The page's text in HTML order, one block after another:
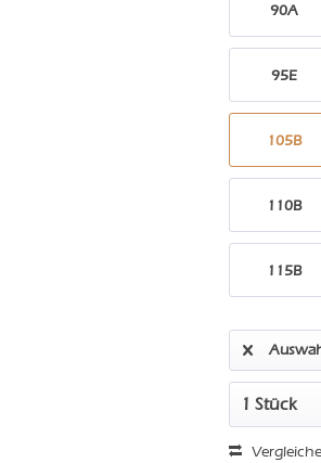
90A
95E
105B
110B
115B